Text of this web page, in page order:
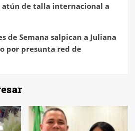
de talla internacional a
de Semana salpican a Juliana
por presunta red de